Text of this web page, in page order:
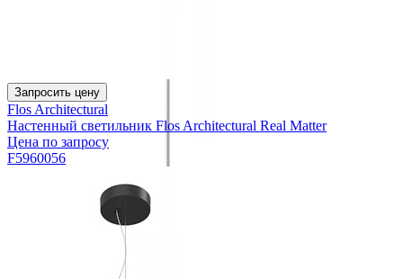
Запросить цену
Flos Architectural
Настенный светильник Flos Architectural Real Matter
Цена по запросу
F5960056